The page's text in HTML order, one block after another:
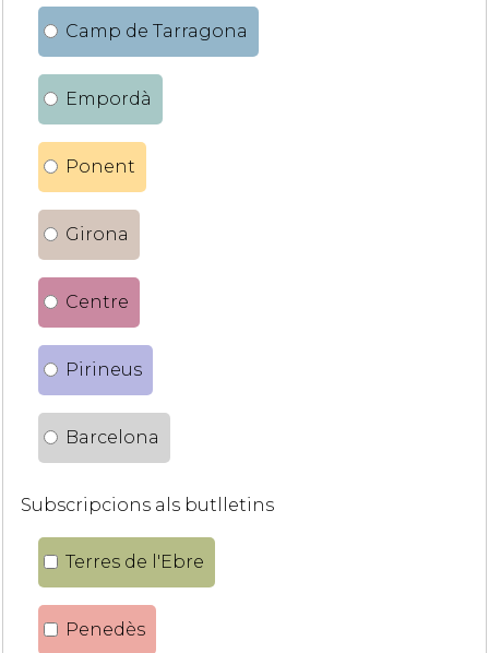
Camp de Tarragona
Empordà
Ponent
Girona
Centre
Pirineus
Barcelona
Subscripcions als butlletins
Terres de l'Ebre
Penedès